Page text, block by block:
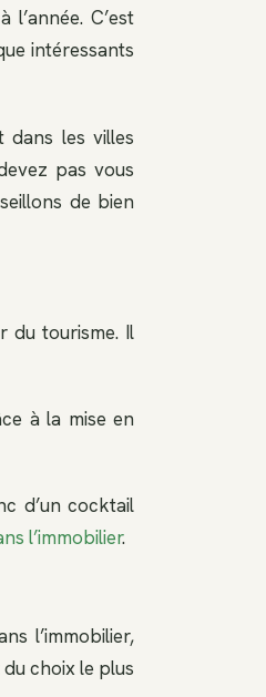
C’est
intéressants
dans les villes
pas vous
de bien
du tourisme. Il
à la mise en
d’un cocktail
l’immobilier.
l’immobilier,
choix le plus